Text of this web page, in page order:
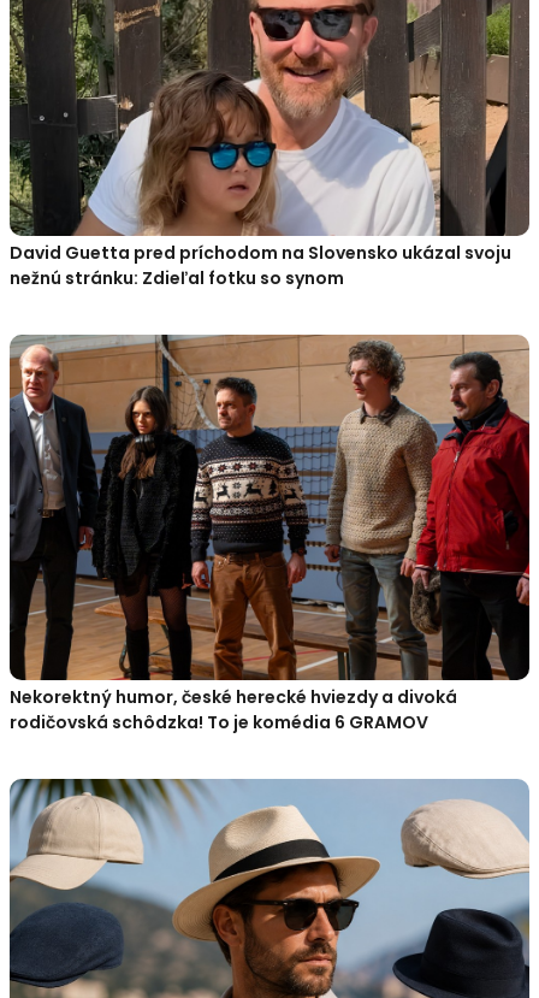
David Guetta pred príchodom na Slovensko ukázal svoju
nežnú stránku: Zdieľal fotku so synom
Nekorektný humor, české herecké hviezdy a divoká
rodičovská schôdzka! To je komédia 6 GRAMOV